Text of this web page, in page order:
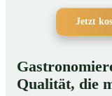
Jetzt
Qualität, die